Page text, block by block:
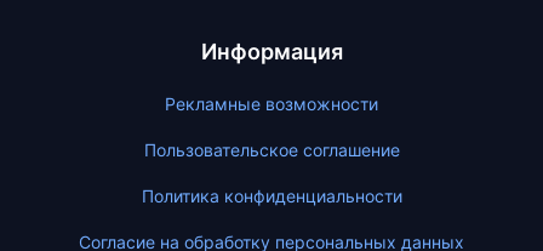
Информация
Рекламные возможности
Пользовательское соглашение
Политика конфиденциальности
Согласие на обработку персональных данных